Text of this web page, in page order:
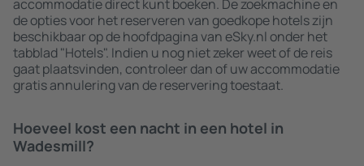
accommodatie direct kunt boeken. De zoekmachine en
de opties voor het reserveren van goedkope hotels zijn
beschikbaar op de hoofdpagina van eSky.nl onder het
tabblad "Hotels". Indien u nog niet zeker weet of de reis
gaat plaatsvinden, controleer dan of uw accommodatie
gratis annulering van de reservering toestaat.
Hoeveel kost een nacht in een hotel in
Wadesmill?